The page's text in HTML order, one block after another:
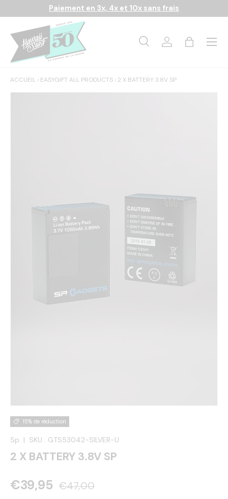
Aller au contenu
Paiement en 3x, 4x et 10x sans frais
Rechercher
RechercheSe connecter
Panier
Menu
ACCUEIL › EASYGIFT ALL PRODUCTS ›2 X BATTERY 3.8V SP
15% de réduction
Sp | SKU : GTS53042-SILVER-U
2 X BATTERY 3.8V SP
€39,95 €47,00